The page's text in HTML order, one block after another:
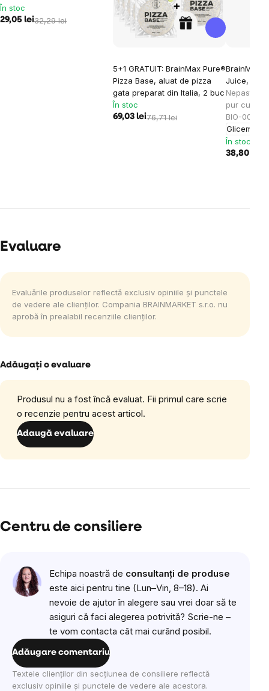
În stoc
29,05 lei32,29 lei
5+1 GRATUIT: BrainMax Pure®
Pizza Base, aluat de pizza
gata preparat din Italia, 2 buc
În stoc
69,03 lei76,71 lei
BrainMax
Juice, BIO,
pur cu
BIO-008
Glicemia
În stoc
38,80 lei
Evaluare
Evaluările produselor reflectă exclusiv opiniile și punctele
de vedere ale clienților. Compania BRAINMARKET s.r.o. nu
aprobă în prealabil recenziile clienților.
Adăugaţi o evaluare
Produsul nu a fost încă evaluat. Fii primul care scrie
o recenzie pentru acest articol.
Adaugă evaluare
Centru de consiliere
Echipa noastră de consultanți de produse
este aici pentru tine (Lun–Vin, 8–18). Ai
nevoie de ajutor în alegere sau vrei doar să te
asiguri că faci alegerea potrivită? Scrie-ne –
te vom contacta cât mai curând posibil.
Adăugare comentariu
Textele clienților din secțiunea de consiliere reflectă
exclusiv opiniile și punctele de vedere ale acestora.